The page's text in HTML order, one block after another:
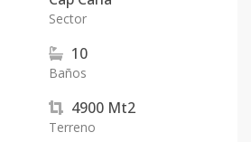
Sector
10
Baños
4900 Mt2
Terreno